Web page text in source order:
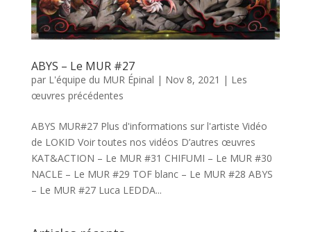
ABYS – Le MUR #27
par L'équipe du MUR Épinal | Nov 8, 2021 | Les
œuvres précédentes
ABYS MUR#27 Plus d'informations sur l'artiste Vidéo
de LOKID Voir toutes nos vidéos D’autres œuvres
KAT&ACTION – Le MUR #31 CHIFUMI – Le MUR #30
NACLE – Le MUR #29 TOF blanc – Le MUR #28 ABYS
– Le MUR #27 Luca LEDDA...